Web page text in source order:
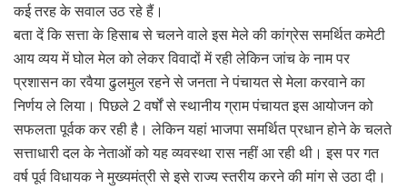
कई तरह के सवाल उठ रहे हैं।
बता दें कि सत्ता के हिसाब से चलने वाले इस मेले की कांग्रेस समर्थित कमेटी
आय व्यय में घोल मेल को लेकर विवादों में रही लेकिन जांच के नाम पर
प्रशासन का रवैया ढुलमुल रहने से जनता ने पंचायत से मेला करवाने का
निर्णय ले लिया। पिछले 2 वर्षों से स्थानीय ग्राम पंचायत इस आयोजन को
सफलता पूर्वक कर रही है। लेकिन यहां भाजपा समर्थित प्रधान होने के चलते
सत्ताधारी दल के नेताओं को यह व्यवस्था रास नहीं आ रही थी। इस पर गत
वर्ष पूर्व विधायक ने मुख्यमंत्री से इसे राज्य स्तरीय करने की मांग से उठा दी।